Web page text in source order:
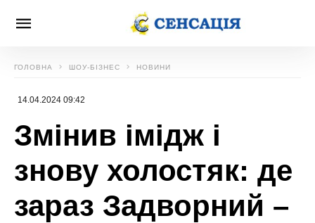
ГОЛОВНА ШОУ-БІЗНЕС НОВИНИ
14.04.2024 09:42
Змінив імідж і
знову холостяк: де
зараз Задворний –